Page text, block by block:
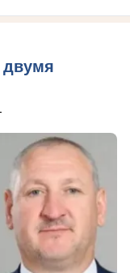
двумя